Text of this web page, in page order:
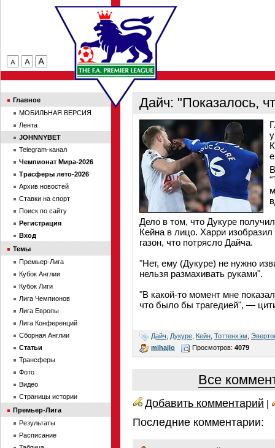
Дайч: "Показалось,
Дело в том, что Дукуре
Кейна в лицо. Харри
газон, что потрясло Дайча.
"Нет, ему (Дукуре) не нужно
нельзя размахивать руками".
"В какой-то момент мне
что было бы трагедией", —
Дайч Дукуре Кейн Тоттенхэм
mihajlo
Просмотров: 4079
Все
Добавить комментарий |
Последние комментарии:
Главное
МОБИЛЬНАЯ ВЕРСИЯ
Лента
JOHNNYBET
Telegram-канал
Чемпионат Мира-2026
Трасферы лето-2026
Архив новостей
Ставки на спорт
Поиск по сайту
Регистрация
Вход
Темы
Премьер-Лига
Кубок Англии
Кубок Лиги
Лига Чемпионов
Лига Европы
Лига Конференций
Сборная Англии
Статьи
Трансферы
Фото
Видео
Страницы истории
Премьер-Лига
Результаты
Расписание